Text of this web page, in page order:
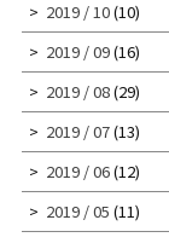
2019 / 10(10)
2019 / 09(16)
2019 / 08(29)
2019 / 07(13)
2019 / 06(12)
2019 / 05 (11)